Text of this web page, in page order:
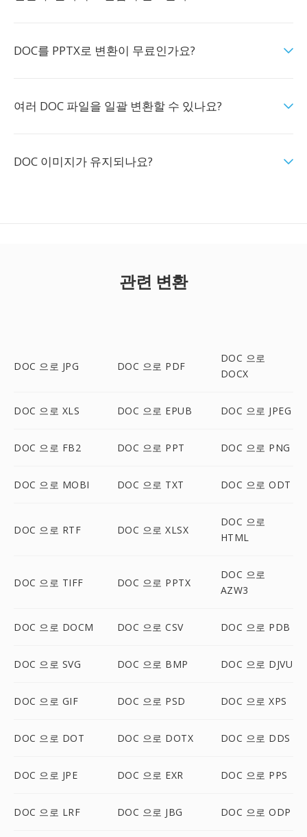
DOC를 PPTX로 변환이 무료인가요?
여러 DOC 파일을 일괄 변환할 수 있나요?
DOC 이미지가 유지되나요?
관련 변환
DOC 으로 JPG DOC 으로 PDF
DOC 으로
DOCX
DOC 으로 XLS DOC 으로 EPUB DOC 으로 JPEG
DOC 으로 FB2 DOC 으로 PPT DOC 으로 PNG
DOC 으로 MOBI DOC 으로 TXT DOC 으로 ODT
DOC 으로 RTF DOC 으로 XLSX
DOC 으로
HTML
DOC 으로 TIFF DOC 으로 PPTX
DOC 으로
AZW3
DOC 으로 DOCM DOC 으로 CSV DOC 으로 PDB
DOC 으로 SVG DOC 으로 BMP DOC 으로 DJVU
DOC 으로 GIF DOC 으로 PSD DOC 으로 XPS
DOC 으로 DOT DOC 으로 DOTX DOC 으로 DDS
DOC 으로 JPE DOC 으로 EXR DOC 으로 PPS
DOC 으로 LRF DOC 으로 JBG DOC 으로 ODP